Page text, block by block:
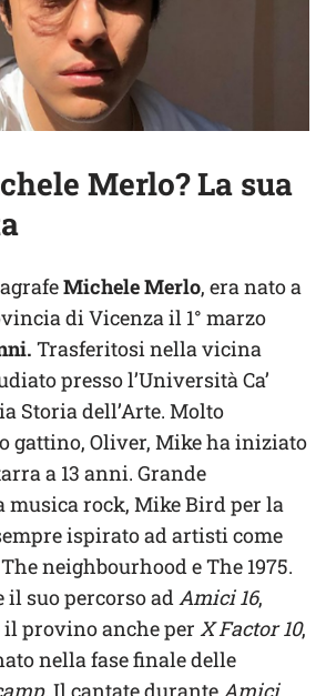
Merlo? La sua
Michele Merlo, era nato a
di Vicenza il 1° marzo
Trasferitosi nella vicina
presso l’Università Ca’
Storia dell’Arte. Molto
gattino, Oliver, Mike ha iniziato
a 13 anni. Grande
musica rock, Mike Bird per la
ispirato ad artisti come
neighbourhood e The 1975.
suo percorso adAmici 16,
provino anche per X Factor 10,
nella fase finale delle
Il cantate duranteAmici